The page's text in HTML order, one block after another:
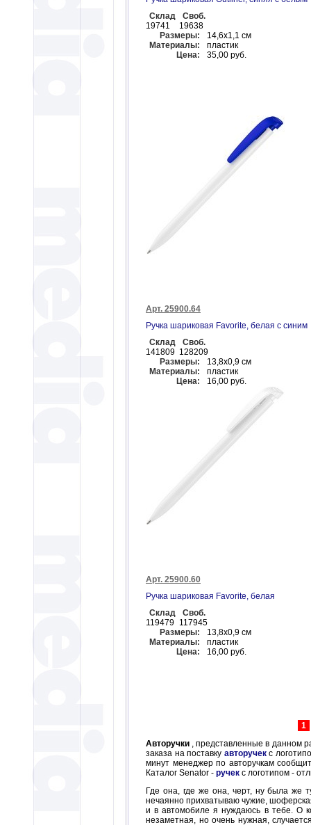
Склад
Своб.
19741
19638
Размеры:
14,6х1,1 см
Материалы:
пластик
Цена:
35,00 руб.
Арт. 25900.64
Ручка шариковая Favorite, белая с синим
Склад
Своб.
141809 128209
Размеры:
13,8х0,9 см
Материалы:
пластик
Цена:
16,00 руб.
Арт. 25900.60
Ручка шариковая Favorite, белая
Склад
Своб.
119479 117945
Размеры:
13,8х0,9 см
Материалы:
пластик
Цена:
16,00 руб.
1
Авторучки , представленные в данном
заказа на поставку авторучек с
минут менеджер по авторучкам
Каталог Senator - ручек с логотипом -
Где она, где же она, черт, ну была же
нечаянно прихватываю чужие,
и в автомобиле я нуждаюсь в тебе. О
незаметная, но очень нужная,